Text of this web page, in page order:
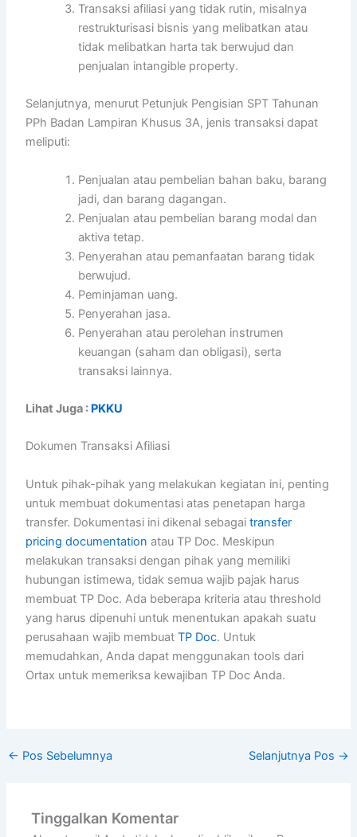
Transaksi afiliasi yang tidak rutin, misalnya
restrukturisasi bisnis yang melibatkan atau
tidak melibatkan harta tak berwujud dan
penjualan intangible property.
Selanjutnya, menurut Petunjuk Pengisian SPT Tahunan
PPh Badan Lampiran Khusus 3A, jenis transaksi dapat
meliputi:
Penjualan atau pembelian bahan baku, barang
jadi, dan barang dagangan.
Penjualan atau pembelian barang modal dan
aktiva tetap.
Penyerahan atau pemanfaatan barang tidak
berwujud.
Peminjaman uang.
Penyerahan jasa.
Penyerahan atau perolehan instrumen
keuangan (saham dan obligasi), serta
transaksi lainnya.
Lihat Juga : PKKU
Dokumen Transaksi Afiliasi
Untuk pihak-pihak yang melakukan kegiatan ini, penting
untuk membuat dokumentasi atas penetapan harga
transfer. Dokumentasi ini dikenal sebagaitransfer
pricing documentation atau TP Doc. Meskipun
melakukan transaksi dengan pihak yang memiliki
hubungan istimewa, tidak semua wajib pajak harus
membuat TP Doc. Ada beberapa kriteria atau threshold
yang harus dipenuhi untuk menentukan apakah suatu
perusahaan wajib membuatTP Doc. Untuk
memudahkan, Anda dapat menggunakan tools dari
Ortax untuk memeriksa kewajiban TP Doc Anda.
← Pos Sebelumnya Selanjutnya Pos →
Tinggalkan Komentar